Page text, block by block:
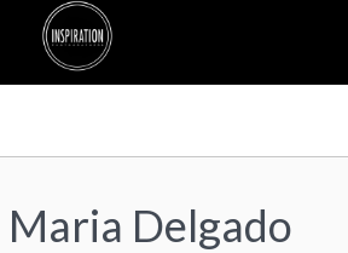
Maria Delgado